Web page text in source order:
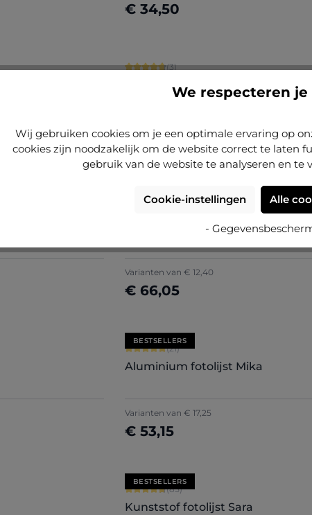
€ 34,50
Nu configureren
sterren Gemiddelde waardering van 4.67
(3)
Houten fotolijst Lara
Varianten van€ 20,30
€ 98,70
Nu configureren
sterren Gemiddelde waardering van 5 van
Houten fotolijst Annelie
Varianten van € 12,40
€ 66,05
Nu configureren
5 sterren
BESTSELLERS
Gemiddelde waardering van 5 van 5
(21)
Aluminium fotolijst Mika
Varianten van € 17,25
€ 53,15
Nu configureren
5 sterren
BESTSELLERS
Gemiddelde waardering van 4.71
(85)
Kunststof fotolijst Sara
We respecteren je
Wij gebruiken cookies om je een optimale ervaring op
cookies zijn noodzakelijk om de website correct te laten
gebruik van de website te analyseren en te
Cookie-instellingen Alle
-